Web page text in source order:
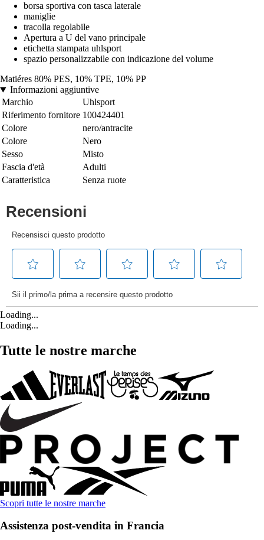
borsa sportiva con tasca laterale
maniglie
tracolla regolabile
Apertura a U del vano principale
etichetta stampata uhlsport
spazio personalizzabile con indicazione del volume
Matiéres 80% PES, 10% TPE, 10% PP
Informazioni aggiuntive
Marchio
Uhlsport
Riferimento fornitore 100424401
Colore
nero/antracite
Colore
Nero
Sesso
Misto
Fascia d'età
Adulti
Caratteristica
Senza ruote
Loading...
Loading...
Tutte le nostre marche
Scopri tutte le nostre marche
Assistenza post-vendita in Francia